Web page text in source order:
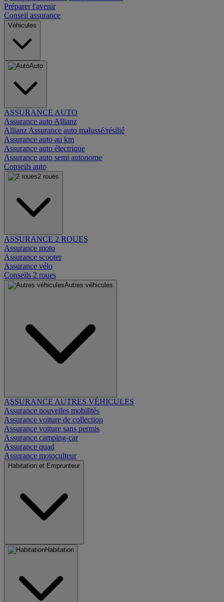
Préparer l'avenir
Conseil assurance
Véhicules
Auto
ASSURANCE AUTO
Assurance auto Allianz
Allianz Assurance auto malussé/résilié
Assurance auto au km
Assurance auto électrique
Assurance auto semi autonome
Conseils auto
2 roues
ASSURANCE 2 ROUES
Assurance moto
Assurance scooter
Assurance vélo
Conseils 2 roues
Autres véhicules
ASSURANCE AUTRES VÉHICULES
Assurance nouvelles mobilités
Assurance voiture de collection
Assurance voiture sans permis
Assurance camping-car
Assurance quad
Assurance motoculteur
Habitation et Emprunteur
Habitation